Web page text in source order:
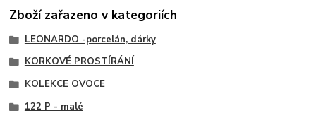
Zboží zařazeno v kategoriích
LEONARDO -porcelán, dárky
KORKOVÉ PROSTÍRÁNÍ
KOLEKCE OVOCE
122 P - malé